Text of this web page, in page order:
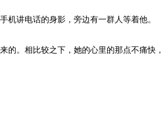
讲电话的身影，旁边有一群人等着他。
。相比较之下，她的心里的那点不痛快，